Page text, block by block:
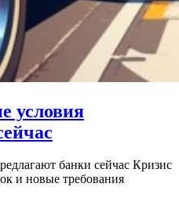
условия
банки сейчас Кризис
и новые требования